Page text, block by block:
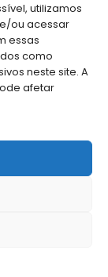
utilizamos
ou acessar
essas
como
neste site. A
afetar
seu evento